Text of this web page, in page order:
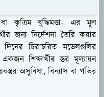
কৃত্রিম বুদ্ধিমত্তা- এর মূল
জন্য নির্দেশনা তৈরি করার
চিরাচরিত মডেলগুলির
শিক্ষার্থীর স্তর মূল্যায়ন
অসুবিধা, বিন্যাস বা গতির